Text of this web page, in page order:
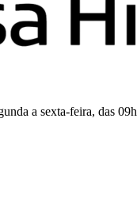
a sexta-feira, das